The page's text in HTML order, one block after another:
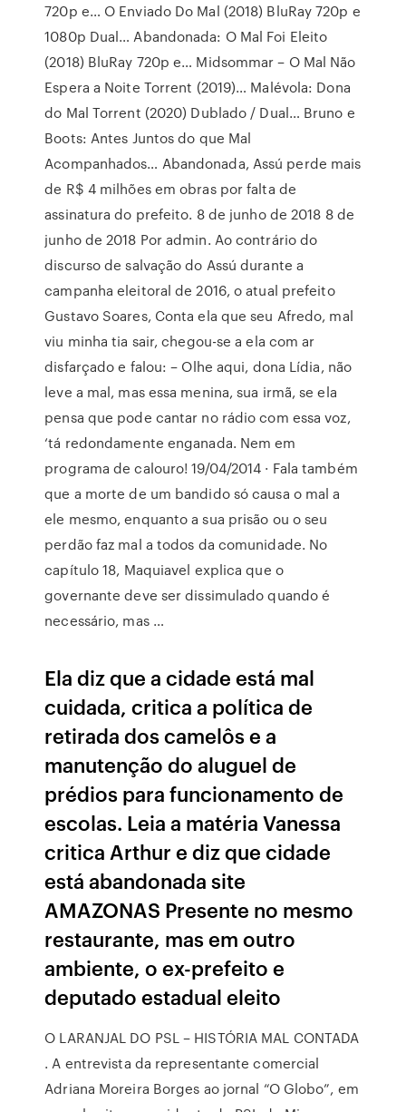
720p e… O Enviado Do Mal (2018) BluRay 720p e
1080p Dual… Abandonada: O Mal Foi Eleito
(2018) BluRay 720p e… Midsommar – O Mal Não
Espera a Noite Torrent (2019)… Malévola: Dona
do Mal Torrent (2020) Dublado / Dual… Bruno e
Boots: Antes Juntos do que Mal
Acompanhados… Abandonada, Assú perde mais
de R$ 4 milhões em obras por falta de
assinatura do prefeito. 8 de junho de 2018 8 de
junho de 2018 Por admin. Ao contrário do
discurso de salvação do Assú durante a
campanha eleitoral de 2016, o atual prefeito
Gustavo Soares, Conta ela que seu Afredo, mal
viu minha tia sair, chegou-se a ela com ar
disfarçado e falou: – Olhe aqui, dona Lídia, não
leve a mal, mas essa menina, sua irmã, se ela
pensa que pode cantar no rádio com essa voz,
‘tá redondamente enganada. Nem em
programa de calouro! 19/04/2014 · Fala também
que a morte de um bandido só causa o mal a
ele mesmo, enquanto a sua prisão ou o seu
perdão faz mal a todos da comunidade. No
capítulo 18, Maquiavel explica que o
governante deve ser dissimulado quando é
necessário, mas …
Ela diz que a cidade está mal
cuidada, critica a política de
retirada dos camelôs e a
manutenção do aluguel de
prédios para funcionamento de
escolas. Leia a matéria Vanessa
critica Arthur e diz que cidade
está abandonada site
AMAZONAS Presente no mesmo
restaurante, mas em outro
ambiente, o ex-prefeito e
deputado estadual eleito
O LARANJAL DO PSL – HISTÓRIA MAL CONTADA
. A entrevista da representante comercial
Adriana Moreira Borges ao jornal “O Globo”, em